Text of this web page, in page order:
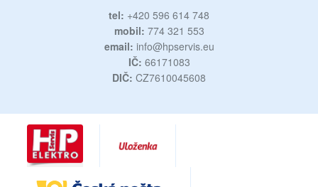
tel: +420 596 614 748
mobil: 774 321 553
email: info@hpservis.eu
IČ: 66171083
DIČ: CZ7610045608